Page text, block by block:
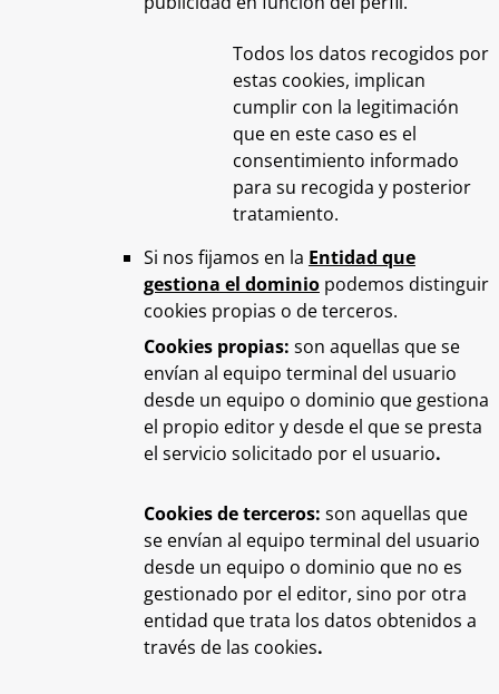
Todos los datos recogidos por
estas cookies, implican
cumplir con la legitimación
que en este caso es el
consentimiento informado
para su recogida y posterior
tratamiento.
Si nos fijamos en la Entidad que
gestiona el dominiopodemos distinguir
cookies propias o de terceros.
Cookies propias: son aquellas que se
envían al equipo terminal del usuario
desde un equipo o dominio que gestiona
el propio editor y desde el que se presta
el servicio solicitado por el usuario.
Cookies de terceros: son aquellas que
se envían al equipo terminal del usuario
desde un equipo o dominio que no es
gestionado por el editor, sino por otra
entidad que trata los datos obtenidos a
través de las cookies.